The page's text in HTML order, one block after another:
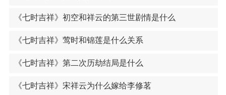
《七时吉祥》初空和祥云的第三世剧情是什么
《七时吉祥》莺时和锦莲是什么关系
《七时吉祥》第二次历劫结局是什么
《七时吉祥》宋祥云为什么嫁给李修茗